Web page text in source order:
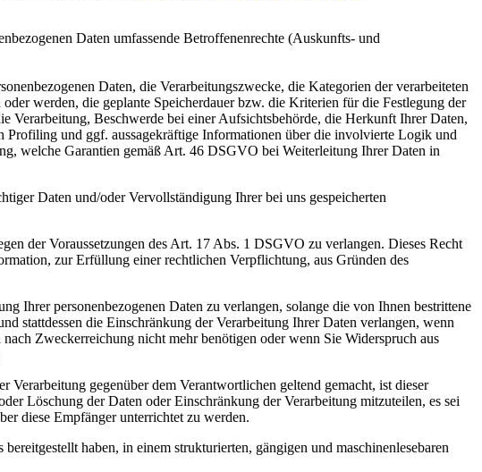
Daten umfassende Betroffenenrechte (Auskunfts- und
Daten, die Verarbeitungszwecke, die Kategorien der verarbeiteten
werden, die geplante Speicherdauer bzw. die Kriterien für die Festlegung der
Verarbeitung, Beschwerde bei einer Aufsichtsbehörde, die Herkunft Ihrer Daten,
Profiling und ggf. aussagekräftige Informationen über die involvierte Logik und
welche Garantien gemäß Art. 46 DSGVO bei Weiterleitung Ihrer Daten in
Daten und/oder Vervollständigung Ihrer bei uns gespeicherten
der Voraussetzungen des Art. 17 Abs. 1 DSGVO zu verlangen. Dieses Recht
zur Erfüllung einer rechtlichen Verpflichtung, aus Gründen des
Ihrer personenbezogenen Daten zu verlangen, solange die von Ihnen bestrittene
stattdessen die Einschränkung der Verarbeitung Ihrer Daten verlangen, wenn
Zweckerreichung nicht mehr benötigen oder wenn Sie Widerspruch aus
gegenüber dem Verantwortlichen geltend gemacht, ist dieser
Löschung der Daten oder Einschränkung der Verarbeitung mitzuteilen, es sei
diese Empfänger unterrichtet zu werden.
haben, in einem strukturierten, gängigen und maschinenlesebaren